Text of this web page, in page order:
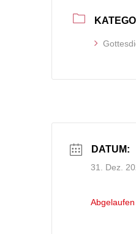
DATUM:
31. Dez.
Abgelaufen